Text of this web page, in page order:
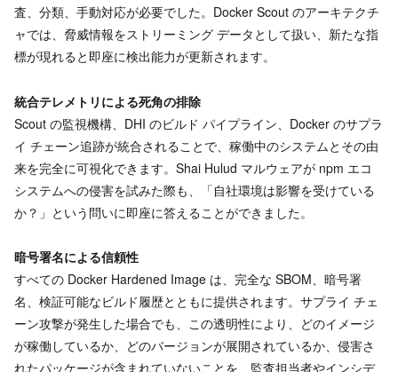
査、分類、手動対応が必要でした。Docker Scout のアーキテクチ
ャでは、脅威情報をストリーミング データとして扱い、新たな指
標が現れると即座に検出能力が更新されます。
統合テレメトリによる死角の排除
Scout の監視機構、DHI のビルド パイプライン、Docker のサプラ
イ チェーン追跡が統合されることで、稼働中のシステムとその由
来を完全に可視化できます。Shai Hulud マルウェアが npm エコ
システムへの侵害を試みた際も、「自社環境は影響を受けている
か？」という問いに即座に答えることができました。
暗号署名による信頼性
すべての Docker Hardened Image は、完全な SBOM、暗号署
名、検証可能なビルド履歴とともに提供されます。サプライ チェ
ーン攻撃が発生した場合でも、この透明性により、どのイメージ
が稼働しているか、どのバージョンが展開されているか、侵害さ
れたパッケージが含まれていないことを、監査担当者やインシデ